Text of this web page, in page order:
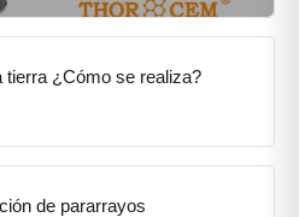
tierra ¿Cómo se realiza?
de pararrayos